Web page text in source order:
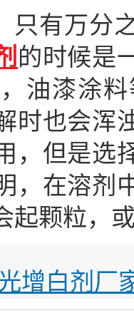
只有万分
的时候是
油漆涂
时也会浑
，但是选
，在溶剂
起颗粒，
增白剂厂